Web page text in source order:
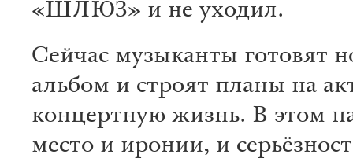
«ШЛЮЗ» и не уходил.
Сейчас музыканты готовят
альбом и строят планы на
концертную жизнь. В этом
место и иронии, и